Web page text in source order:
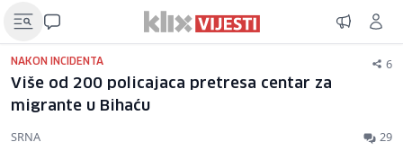
NAKON INCIDENTA 6
Više od 200 policajaca pretresa centar za
migrante u Bihaću
SRNA 29